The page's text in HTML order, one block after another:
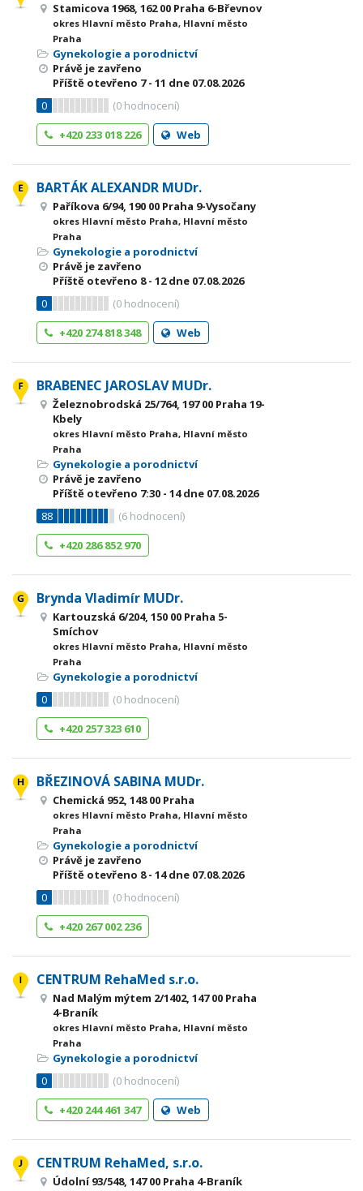
Stamicova 1968, 162 00 Praha 6-Břevnov
okres Hlavní město Praha, Hlavní město
Praha
Gynekologie a porodnictví
Právě je zavřeno
Příště otevřeno 7 - 11 dne 07.08.2026
0
(0 hodnocení)
+420 233 018 226
Web
BARTÁK ALEXANDR MUDr.
Paříkova 6/94, 190 00 Praha 9-Vysočany
okres Hlavní město Praha, Hlavní město
Praha
Gynekologie a porodnictví
Právě je zavřeno
Příště otevřeno 8 - 12dne 07.08.2026
0
(0 hodnocení)
+420 274 818 348
Web
BRABENEC JAROSLAV MUDr.
Železnobrodská 25/764, 197 00 Praha 19-
Kbely
okres Hlavní město Praha, Hlavní město
Praha
Gynekologie a porodnictví
Právě je zavřeno
Příště otevřeno 7:30 - 14dne 07.08.2026
88
(6 hodnocení)
+420 286 852 970
Brynda Vladimír MUDr.
Kartouzská 6/204, 150 00 Praha 5-
Smíchov
okres Hlavní město Praha, Hlavní město
Praha
Gynekologie a porodnictví
0
(0 hodnocení)
+420 257 323 610
BŘEZINOVÁ SABINA MUDr.
Chemická 952, 148 00 Praha
okres Hlavní město Praha, Hlavní město
Praha
Gynekologie a porodnictví
Právě je zavřeno
Příště otevřeno 8 - 14dne 07.08.2026
0
(0 hodnocení)
+420 267 002 236
CENTRUM RehaMed s.r.o.
Nad Malým mýtem 2/1402, 147 00 Praha
4-Braník
okres Hlavní město Praha, Hlavní město
Praha
Gynekologie a porodnictví
0
(0 hodnocení)
+420 244 461 347
Web
CENTRUM RehaMed, s.r.o.
Údolní 93/548, 147 00 Praha 4-Braník